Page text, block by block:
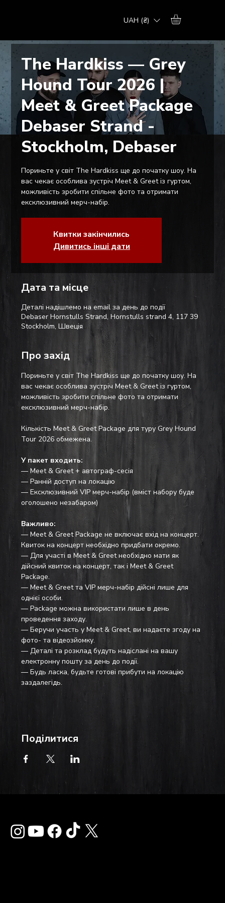
UAH (₴)
The Hardkiss — Grey
Hound Tour 2026 |
Meet & Greet Package
Debaser Strand -
Stockholm, Debaser
Пориньте у світ The Hardkiss ще до початку шоу. На
вас чекає особлива зустріч Meet & Greet із гуртом,
можливість зробити спільне фото та отримати
ексклюзивний мерч-набір.
Квитки закінчились
Дивитись інші дати
Дата та місце
Деталі надішлемо на email за день до події
Debaser Hornstulls Strand, Hornstulls strand 4, 117 39
Stockholm, Швеція
Про захід
Пориньте у світ The Hardkiss ще до початку шоу. На
вас чекає особлива зустріч Meet & Greet із гуртом,
можливість зробити спільне фото та отримати
ексклюзивний мерч-набір.
Кількість Meet & Greet Package для туру Grey Hound
Tour 2026 обмежена.
У пакет входить:
— Meet & Greet + автограф-сесія
— Ранній доступ на локацію
— Ексклюзивний VIP мерч-набір (вміст набору буде
оголошено незабаром)
Важливо:
— Meet & Greet Package не включає вхід на концерт.
Квиток на концерт необхідно придбати окремо.
— Для участі в Meet & Greet необхідно мати як
дійсний квиток на концерт, так і Meet & Greet
Package.
— Meet & Greet та VIP мерч-набір дійсні лише для
однієї особи.
— Package можна використати лише в день
проведення заходу.
— Беручи участь у Meet & Greet, ви надаєте згоду на
фото- та відеозйомку.
— Деталі та розклад будуть надіслані на вашу
електронну пошту за день до події.
— Будь ласка, будьте готові прибути на локацію
заздалегідь.
Поділитися